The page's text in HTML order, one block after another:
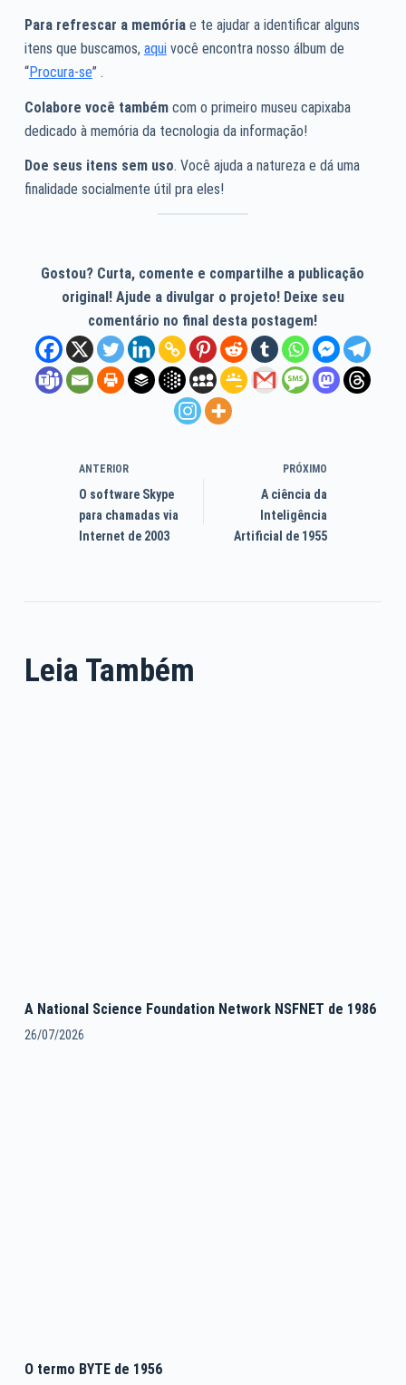
Para refrescar a memóriae te ajudar a identificar alguns
itens que buscamos, aquivocê encontra nosso álbum de
“Procura-se” .
Colabore você tambémcom o primeiro museu capixaba
dedicado à memória da tecnologia da informação!
Doe seus itens sem uso. Você ajuda a natureza e dá uma
finalidade socialmente útil pra eles!
Gostou? Curta, comente e compartilhe a publicação
original! Ajude a divulgar o projeto! Deixe seu
comentário no final desta postagem!
ANTERIOR
O software Skype
para chamadas via
Internet de 2003
PRÓXIMO
A ciência da
Inteligência
Artificial de 1955
Leia Também
A National Science Foundation Network NSFNET de 1986
26/07/2026
O termo BYTE de 1956